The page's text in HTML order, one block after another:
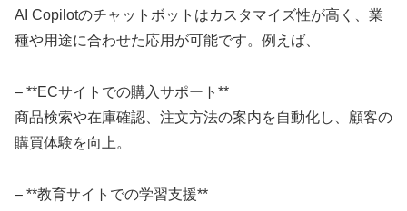
AI Copilotのチャットボットはカスタマイズ性が高く、業
種や用途に合わせた応用が可能です。例えば、
– **ECサイトでの購入サポート**
商品検索や在庫確認、注文方法の案内を自動化し、顧客の
購買体験を向上。
– **教育サイトでの学習支援**